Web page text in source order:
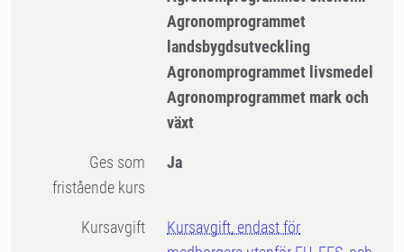
Agronomprogrammet
landsbygdsutveckling
Agronomprogrammet livsmedel
Agronomprogrammet mark och
växt
Ges som
fristående kurs
Ja
Kursavgift
Kursavgift, endast för